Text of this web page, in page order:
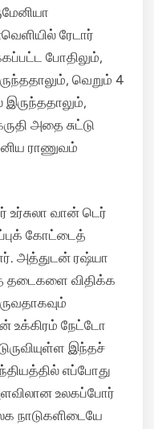
ரேடார்
போதிலும்,
வெறும் 4
அதை சுட்டு
ராணுவம்
வான் டெர்
கோட்டைத்
அத்துடன் ரஷ்யா
தடைகளை விதிக்க
உக்கிரம் நேட்டோ
இந்தச்
எப்போது
உலகப்போர்
நாடுகளிடையே